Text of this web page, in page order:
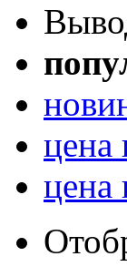
цена
цена